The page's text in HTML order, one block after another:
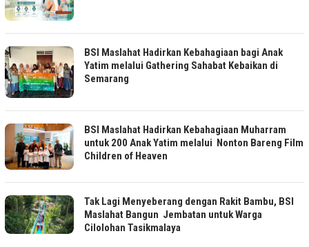
BSI Maslahat Hadirkan Kebahagiaan bagi Anak
Yatim melalui Gathering Sahabat Kebaikan di
Semarang
BSI Maslahat Hadirkan Kebahagiaan Muharram
untuk 200 Anak Yatim melalui Nonton Bareng Film
Children of Heaven
Tak Lagi Menyeberang dengan Rakit Bambu, BSI
Maslahat Bangun Jembatan untuk Warga
Cilolohan Tasikmalaya